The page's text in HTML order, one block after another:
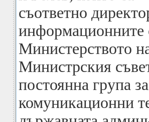
съответно
информационните
Министерството
Министрския
постоянна група
комуникационни